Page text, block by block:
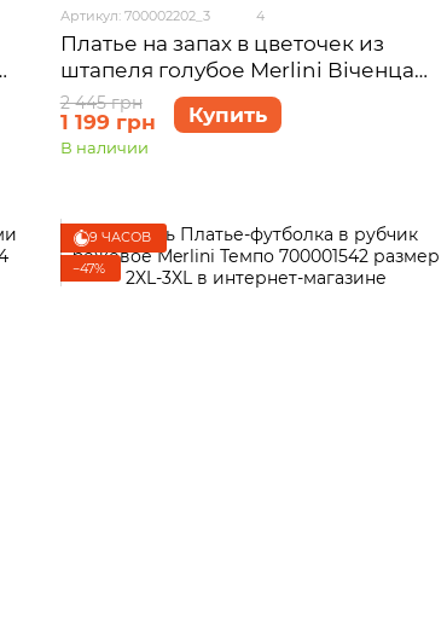
Артикул: 700002202_3 4
Платье на запах в цветочек из
штапеля голубое Merlini Віченца
700002202 размер 2XL-3XL
2 445 грн
1 199 грн Купить
В наличии
9 ЧАСОВ
−47%